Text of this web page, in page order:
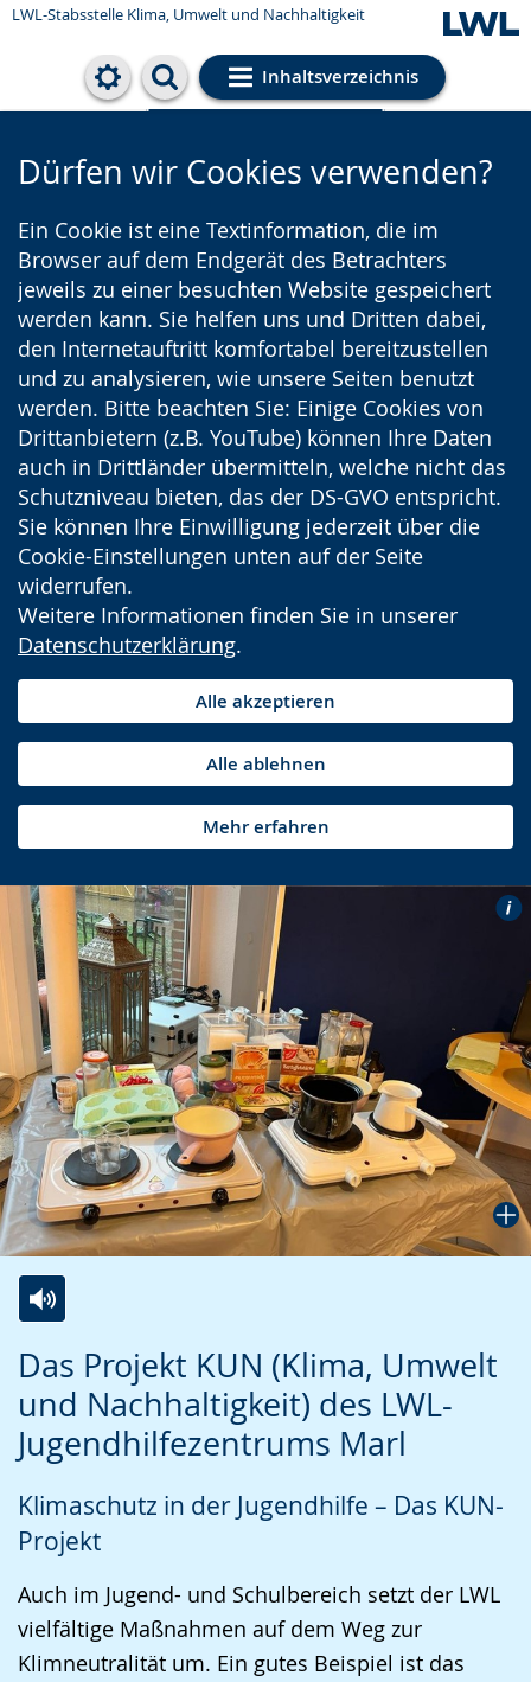
LWL-Stabsstelle Klima, Umwelt und Nachhaltigkeit
Inhaltsverzeichnis
Cookie-Einstellungen
Dürfen wir Cookies verwenden?
Ein Cookie ist eine Textinformation, die im
Browser auf dem Endgerät des Betrachters
jeweils zu einer besuchten Website gespeichert
werden kann. Sie helfen uns und Dritten dabei,
den Internetauftritt komfortabel bereitzustellen
und zu analysieren, wie unsere Seiten benutzt
werden. Bitte beachten Sie: Einige Cookies von
Drittanbietern (z.B. YouTube) können Ihre Daten
auch in Drittländer übermitteln, welche nicht das
Schutzniveau bieten, das der DS-GVO entspricht.
Sie können Ihre Einwilligung jederzeit über die
Cookie-Einstellungen unten auf der Seite
widerrufen.
Weitere Informationen finden Sie in unserer
Datenschutzerklärung.
Alle akzeptieren
Alle ablehnen
Mehr erfahren
Das Projekt KUN (Klima, Umwelt
und Nachhaltigkeit) des LWL-
Jugendhilfezentrums Marl
Klimaschutz in der Jugendhilfe – Das KUN-
Projekt
Auch im Jugend- und Schulbereich setzt der LWL
vielfältige Maßnahmen auf dem Weg zur
Klimneutralität um. Ein gutes Beispiel ist das
Leichten
Sprache
wechseln.
Audio-
Unterstützung.
Video
in
Deutscher
wird
angezeigt.